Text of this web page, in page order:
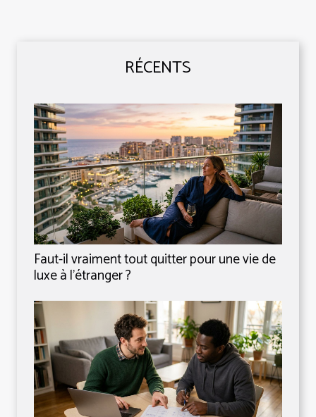
RÉCENTS
Faut-il vraiment tout quitter pour une vie de
luxe à l’étranger ?